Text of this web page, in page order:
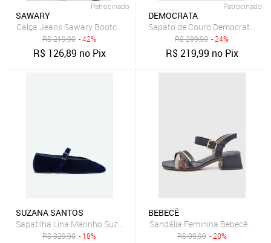
Patrocinado
SAWARY
Calça Jeans Sawary Bootcut Lisa Azul-Marinho
R$219,90 - 42%
R$ 126,89 no Pix
Patrocinado
DEMOCRATA
Sapato de Couro Democrata
R$289,90 - 24%
R$219,99 no Pix
SUZANA SANTOS
Sapatilha Lina Marinho Suzana Santos
R$329,90 - 18%
BEBECÊ
Sandália Feminina Bebecê
R$99,99 - 20%